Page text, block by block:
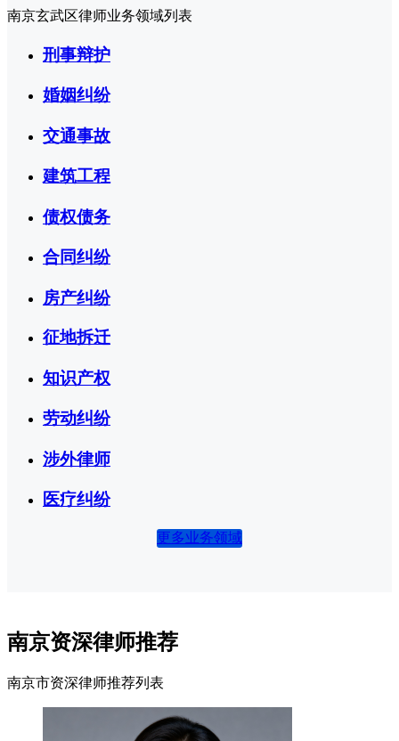
南京玄武区律师业务领域列表
刑事辩护
婚姻纠纷
交通事故
建筑工程
债权债务
合同纠纷
房产纠纷
征地拆迁
知识产权
劳动纠纷
涉外律师
医疗纠纷
更多业务领域
南京资深律师推荐
南京市资深律师推荐列表